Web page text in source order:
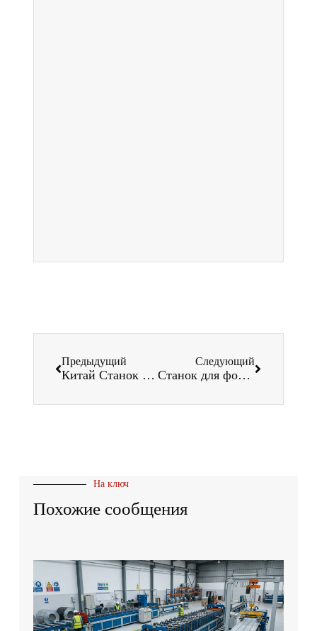
Предыдущий
Китай Станок для формовки водосточных труб
Следующий
Станок для формовки потолочных каналов
На ключ
Похожие сообщения